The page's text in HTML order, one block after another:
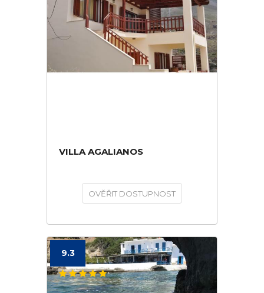
VILLA AGALIANOS
OVĚŘIT DOSTUPNOST
9.3